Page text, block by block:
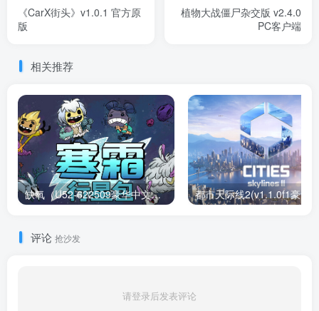
《CarX街头》v1.0.1 官方原
版
植物大战僵尸杂交版 v2.4.0
PC客户端
相关推荐
缺氧（U52-622509豪华中文版）下载
评论 抢沙发
请登录后发表评论